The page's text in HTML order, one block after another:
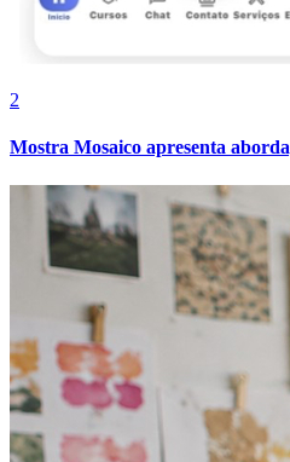
2
Mostra Mosaico apresenta